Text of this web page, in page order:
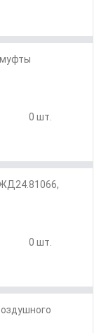
0 шт.
0 шт.